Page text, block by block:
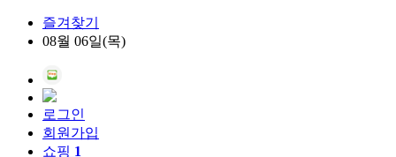
즐겨찾기
08월 06일(목)
로그인
회원가입
쇼핑 1